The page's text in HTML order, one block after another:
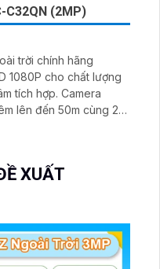
C32QN (2MP)
trời chính hãng
1080P cho chất lượng
Camera
lên đến 50m cùng 2
XUẤT